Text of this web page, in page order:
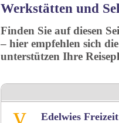
Werkstätten und
Finden Sie auf diesen
– hier empfehlen sich
unterstützen Ihre
Edelwies